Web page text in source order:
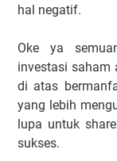
hal negatif.
Oke ya
investasi saham
di atas
yang lebih
lupa untuk
sukses.